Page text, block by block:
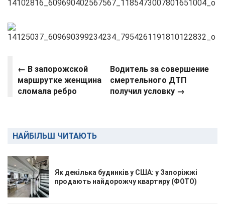
← В запорожской
маршрутке женщина
сломала ребро
Водитель за совершение
смертельного ДТП
получил условку →
НАЙБІЛЬШ ЧИТАЮТЬ
Як декілька будинків у США: у Запоріжжі
продають найдорожчу квартиру (ФОТО)